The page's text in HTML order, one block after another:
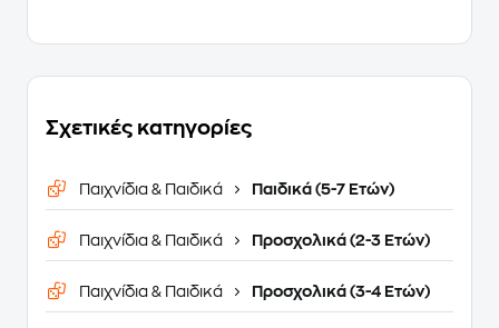
Σχετικές κατηγορίες
Παιχνίδια & Παιδικά Παιδικά (5-7 Ετών)
Παιχνίδια & Παιδικά Προσχολικά (2-3 Ετών)
Παιχνίδια & Παιδικά Προσχολικά (3-4 Ετών)